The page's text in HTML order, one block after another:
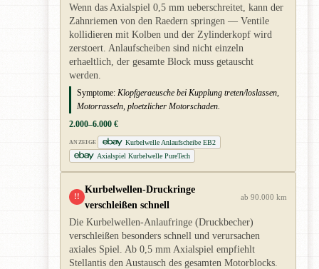
Wenn das Axialspiel 0,5 mm ueberschreitet, kann der
Zahnriemen von den Raedern springen — Ventile
kollidieren mit Kolben und der Zylinderkopf wird
zerstoert. Anlaufscheiben sind nicht einzeln
erhaeltlich, der gesamte Block muss getauscht
werden.
Symptome: Klopfgeraeusche bei Kupplung treten/loslassen,
Motorrasseln, ploetzlicher Motorschaden.
2.000–6.000 €
ANZEIGE
Kurbelwelle Anlaufscheibe EB2
Axialspiel Kurbelwelle PureTech
!!
Kurbelwellen-Druckringe
verschleißen schnell
ab 90.000 km
Die Kurbelwellen-Anlaufringe (Druckbecher)
verschleißen besonders schnell und verursachen
axiales Spiel. Ab 0,5 mm Axialspiel empfiehlt
Stellantis den Austausch des gesamten Motorblocks.